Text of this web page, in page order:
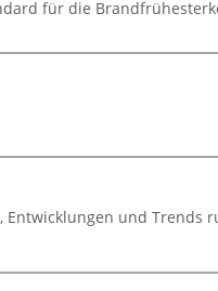
für die
Entwicklungen und